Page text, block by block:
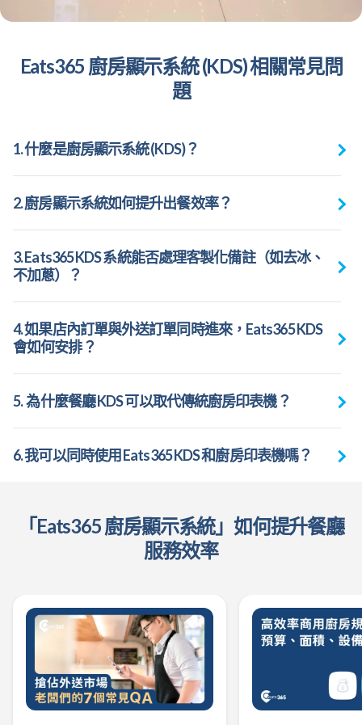
Eats365 廚房顯示系統 (KDS) 相關常見問
題
1. 什麼是廚房顯示系統 (KDS)？
2. 廚房顯示系統如何提升出餐效率？
3. Eats365 KDS 系統能否處理客製化備註（如去冰、
不加蔥）？
4. 如果店內訂單與外送訂單同時進來，Eats365 KDS
會如何安排？
5. 為什麼餐廳 KDS 可以取代傳統廚房印表機？
6. 我可以同時使用 Eats365 KDS 和廚房印表機嗎？
「Eats365 廚房顯示系統」如何提升餐廳
服務效率